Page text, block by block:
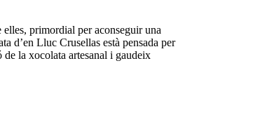
elles, primordial per aconseguir una
d’en Lluc Crusellas està pensada per
la xocolata artesanal i gaudeix